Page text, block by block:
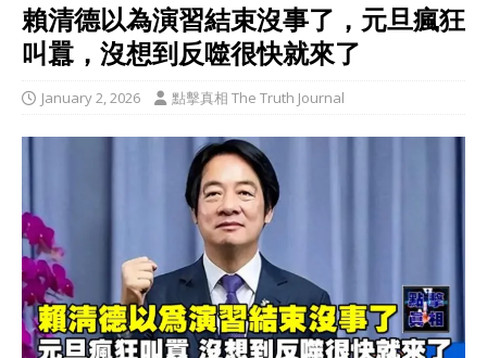
賴清德以為演習結束沒事了，元旦瘋狂
叫囂，沒想到反噬很快就來了
January 2, 2026 點擊真相 The Truth Journal